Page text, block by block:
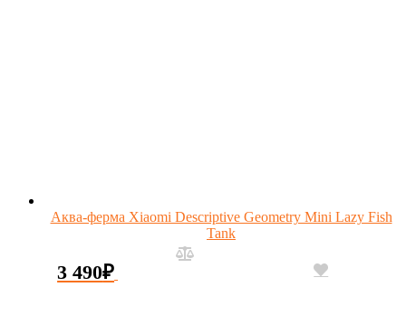
Аква-ферма Xiaomi Descriptive Geometry Mini Lazy Fish
Tank
3 490₽